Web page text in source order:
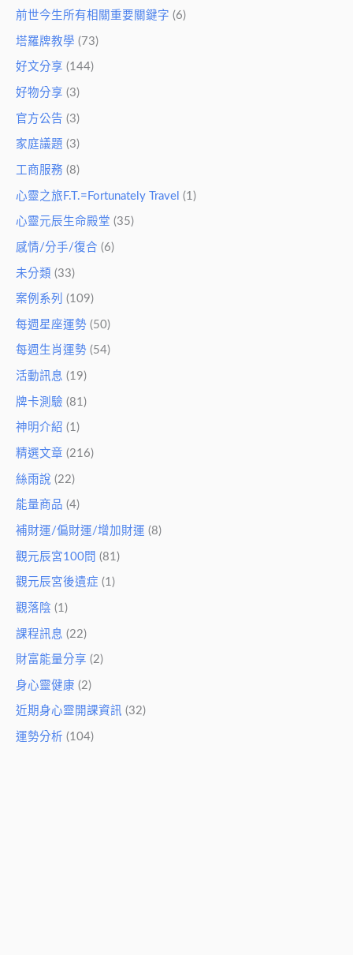
前世今生所有相關重要關鍵字 (6)
塔羅牌教學 (73)
好文分享 (144)
好物分享 (3)
官方公告 (3)
家庭議題 (3)
工商服務 (8)
心靈之旅F.T.=Fortunately Travel (1)
心靈元辰生命殿堂 (35)
感情/分手/復合 (6)
未分類 (33)
案例系列 (109)
每週星座運勢 (50)
每週生肖運勢 (54)
活動訊息 (19)
牌卡測驗 (81)
神明介紹 (1)
精選文章 (216)
絲雨說 (22)
能量商品 (4)
補財運/偏財運/增加財運 (8)
觀元辰宮100問 (81)
觀元辰宮後遺症 (1)
觀落陰 (1)
課程訊息 (22)
財富能量分享 (2)
身心靈健康 (2)
近期身心靈開課資訊 (32)
運勢分析 (104)